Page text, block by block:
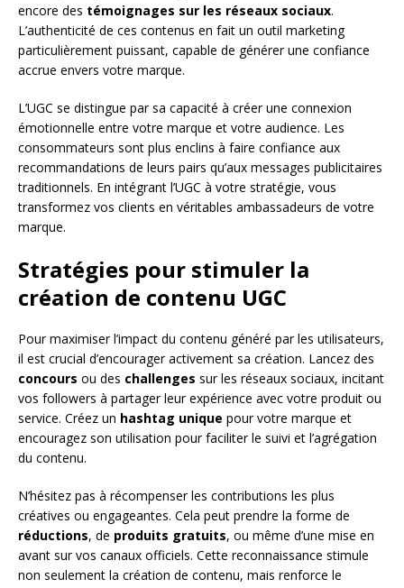
encore des témoignages sur les réseaux sociaux.
L’authenticité de ces contenus en fait un outil marketing
particulièrement puissant, capable de générer une confiance
accrue envers votre marque.
L’UGC se distingue par sa capacité à créer une connexion
émotionnelle entre votre marque et votre audience. Les
consommateurs sont plus enclins à faire confiance aux
recommandations de leurs pairs qu’aux messages publicitaires
traditionnels. En intégrant l’UGC à votre stratégie, vous
transformez vos clients en véritables ambassadeurs de votre
marque.
Stratégies pour stimuler la
création de contenu UGC
Pour maximiser l’impact du contenu généré par les utilisateurs,
il est crucial d’encourager activement sa création. Lancez des
concours ou des challenges sur les réseaux sociaux, incitant
vos followers à partager leur expérience avec votre produit ou
service. Créez un hashtag unique pour votre marque et
encouragez son utilisation pour faciliter le suivi et l’agrégation
du contenu.
N’hésitez pas à récompenser les contributions les plus
créatives ou engageantes. Cela peut prendre la forme de
réductions, de produits gratuits, ou même d’une mise en
avant sur vos canaux officiels. Cette reconnaissance stimule
non seulement la création de contenu, mais renforce le